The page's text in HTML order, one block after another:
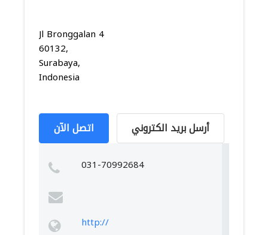
Jl Bronggalan 4
60132,
Surabaya,
Indonesia
اتصل الآن أرسل بريد الكتروني
031-70992684
http://